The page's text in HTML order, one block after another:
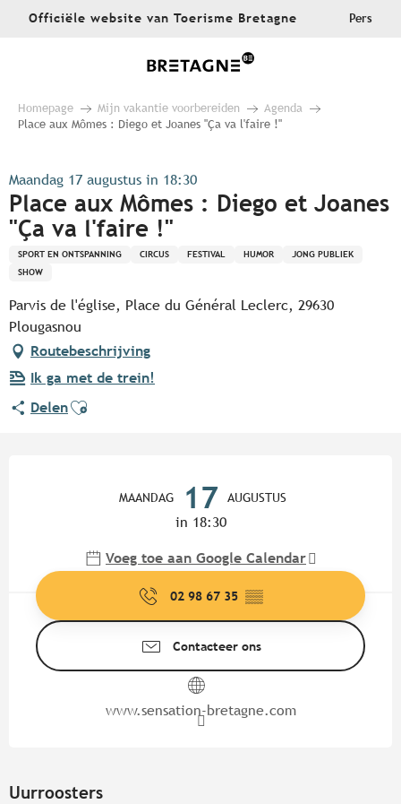
AllerOfficiële website van Toerisme Bretagne Pers
Homepage Mijn vakantie voorbereiden
Agenda
Place aux Mômes : Diego et Joanes "Ça va l'faire !"
Maandag 17 augustus in 18:30
Place aux Mômes : Diego et Joanes
"Ça va l'faire !"
SPORT EN ONTSPANNING CIRCUS FESTIVAL HUMOR
JONG PUBLIEK
SHOW
Parvis de l'église, Place du Général Leclerc, 29630
Plougasnou
Routebeschrijving
Ik ga met de trein!
DelenAjouter aux favoris
MAANDAG 17 AUGUSTUS
in 18:30
Voeg toe aan Google Calendar
02 98 67 35 ▒▒
Contacteer ons
www.sensation-bretagne.com
Uurroosters